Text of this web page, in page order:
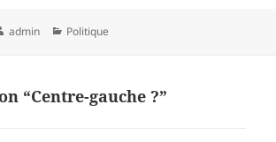
Author
admin Categories
Politique
“Centre-gauche ?”